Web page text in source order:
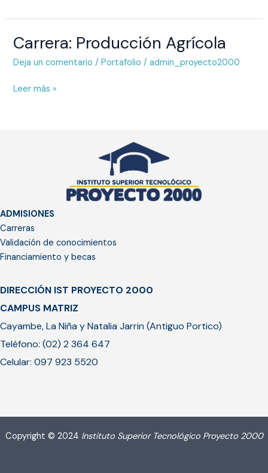
Carrera: Producción Agrícola
Deja un comentario /Portafolio /admin_proyecto2000
Carrera:
Agrícola
Leer más »
ADMISIONES
Carreras
Validación de conocimientos
Financiamiento y becas
DIRECCIÓN IST PROYECTO 2000
CAMPUS MATRIZ
Cayambe, La Niña y Natalia Jarrin (Antiguo Portico)
Teléfono: (02) 2 364 647
Celular: 097 923 5520
Copyright © 2024 Instituto Superior Tecnológico Proyecto 2000